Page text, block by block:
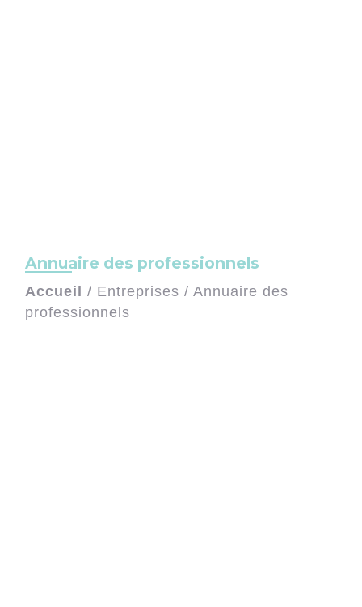
Annuaire des professionnels
Accueil / Entreprises / Annuaire des
professionnels